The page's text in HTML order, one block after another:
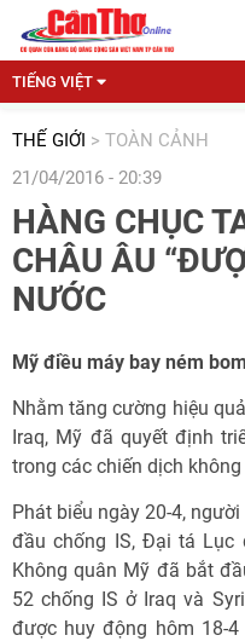
TIẾNG VIỆT
THẾ GIỚI > TOÀN CẢNH
21/04/2016 - 20:39
HÀNG CHỤC
CHÂU ÂU
NƯỚC
Mỹ điều máy bay ném
Nhằm tăng cường hiệu
Iraq, Mỹ đã quyết định
trong các chiến dịch
Phát biểu ngày 20-4,
đầu chống IS, Đại tá Lục
Không quân Mỹ đã bắt
52 chống IS ở Iraq và
được huy động hôm 18-